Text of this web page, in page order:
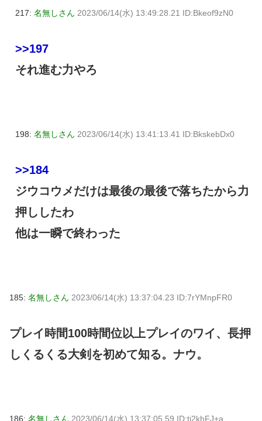
217: 名無しさん 2023/06/14(水) 13:49:28.21 ID:Bkeof9zN0
>>197
それ進む力やろ
198: 名無しさん 2023/06/14(水) 13:41:13.41 ID:BkskebDx0
>>184
ジウコウメだけは最後の最後で落ちたから力
押ししたわ
他は一瞬で終わった
185: 名無しさん 2023/06/14(水) 13:37:04.23 ID:7rYMnpFR0
プレイ時間100時間位以上プレイのワイ、長押
しくるくる大剣を初めて知る。ナウ。
186: 名無しさん 2023/06/14(水) 13:37:05.59 ID:tj2khFJ+a